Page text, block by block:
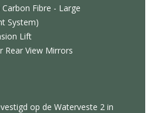
Fibre - Large
System)
Lift
Rear View Mirrors
op de Waterveste 2 in